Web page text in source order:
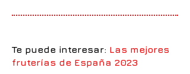
Te puede interesar: Las mejores
fruterías de España 2023